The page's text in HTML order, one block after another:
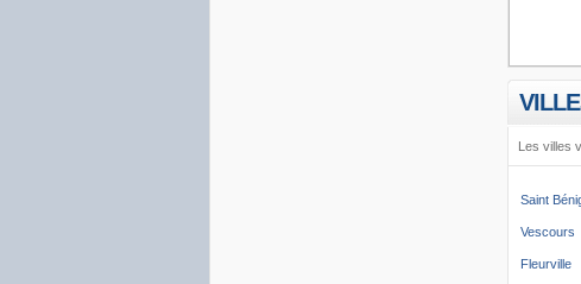
Les villes
Saint
Vescours
Fleurville